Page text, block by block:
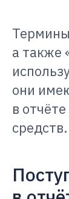
а также
они
в
средств.